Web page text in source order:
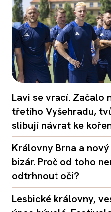
Lavi se vrací. Začalo
třetího Vyšehradu,
slibují návrat ke
Královny Brna a
bizár. Proč od toho
odtrhnout oči?
Lesbické královny,